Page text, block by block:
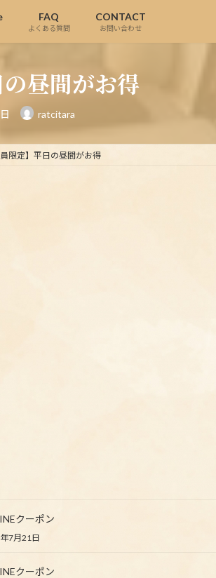
FAQ
よくある質問
CONTACT
お問い合わせ
昼間がお得
ratcitara
員限定】平日の昼間がお得
クーポン
7月21日
クーポン